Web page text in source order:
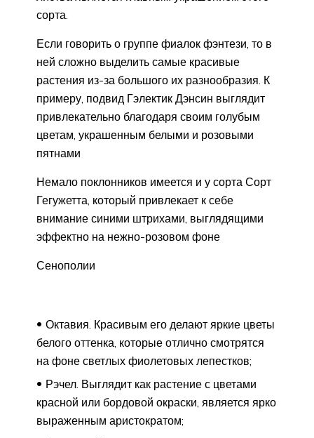
сорта.
Если говорить о группе фиалок фэнтези, то в
ней сложно выделить самые красивые
растения из-за большого их разнообразия. К
примеру, подвид Гэлектик Дэнсин выглядит
привлекательно благодаря своим голубым
цветам, украшенным белыми и розовыми
пятнами
Немало поклонников имеется и у сорта Сорт
Гегужетта, который привлекает к себе
внимание синими штрихами, выглядящими
эффектно на нежно-розовом фоне
Сенополии
Октавия. Красивым его делают яркие цветы
белого оттенка, которые отлично смотрятся
на фоне светлых фиолетовых лепестков;
Рэчел. Выглядит как растение с цветами
красной или бордовой окраски, является ярко
выраженным аристократом;